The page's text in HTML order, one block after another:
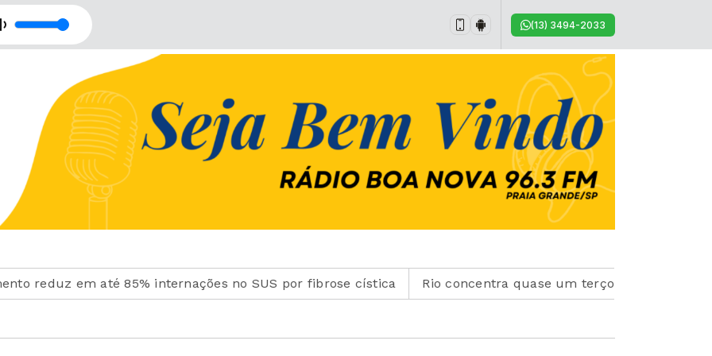
- Retransmissão com Rede Imaculada de Comunicação
- Retransmissão com Rede Imaculada de Comunicação
(13) 3494-2033
em até 85% internações no SUS por fibrose cística Rio concentra quase um terço de casos de exercício